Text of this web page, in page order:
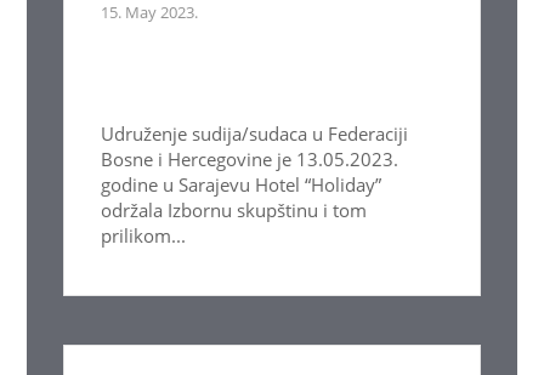
15. May 2023.
Udruženje sudija/sudaca u Federaciji
Bosne i Hercegovine je 13.05.2023.
godine u Sarajevu Hotel “Holiday”
održala Izbornu skupštinu i tom
prilikom...